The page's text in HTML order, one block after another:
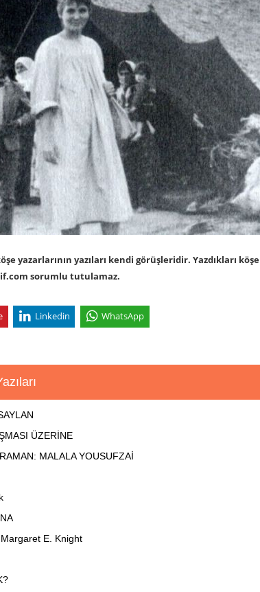
yazarlarının yazıları kendi görüşleridir. Yazdıkları köşe
sorumlu tutulamaz.
Linkedin WhatsApp
ÜZERİNE
MALALA YOUSUFZAİ
E. Knight